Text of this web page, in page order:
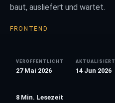
baut, ausliefert und wartet.
FRONTEND
VERÖFFENTLICHT
27 Mai 2026
AKTUALISIERT
14 Jun 2026
8 Min. Lesezeit